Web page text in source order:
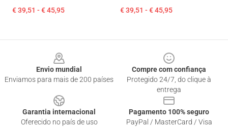
€ 39,51 - € 45,95 € 39,51 - € 45,95
Envio mundial
Enviamos para mais de 200 países
Compre com confiança
Protegido 24/7, do clique à
entrega
Garantia internacional
Oferecido no país de uso
Pagamento 100% seguro
PayPal / MasterCard / Visa